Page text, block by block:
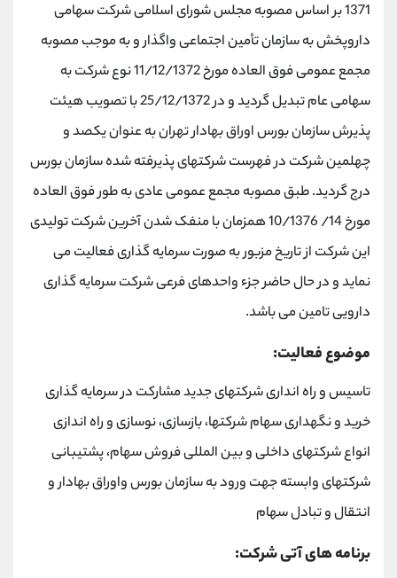
1371 بر اساس مصوبه مجلس شورای اسلامی شرکت سهامی
داروپخش به سازمان تأمین اجتماعی واگذار و به موجب مصوبه
مجمع عمومی فوق العاده مورخ 11/12/1372 نوع شرکت به
سهامی عام تبدیل گردید و در 25/12/1372 با تصویب هیئت
پذیرش سازمان بورس اوراق بهادار تهران به عنوان یکصد و
چهلمین شرکت در فهرست شرکتهای پذیرفته شده سازمان بورس
درج گردید. طبق مصوبه مجمع عمومی عادی به طور فوق العاده
مورخ 14/ 10/1376 همزمان با منفک شدن آخرین شرکت تولیدی
این شرکت از تاریخ مزبور به صورت سرمایه گذاری فعالیت می
نماید و در حال حاضر جزء واحدهای فرعی شرکت سرمایه گذاری
دارویی تامین می باشد.
موضوع فعالیت:
تاسیس و راه انداری شرکتهای جدید مشارکت در سرمایه گذاری
خرید و نگهداری سهام شرکتها، بازسازی، نوسازی و راه اندازی
انواع شرکتهای داخلی و بین المللی فروش سهام، پشتیبانی
شرکتهای وابسته جهت ورود به سازمان بورس واوراق بهادار و
انتقال و تبادل سهام
برنامه های آتی شرکت: